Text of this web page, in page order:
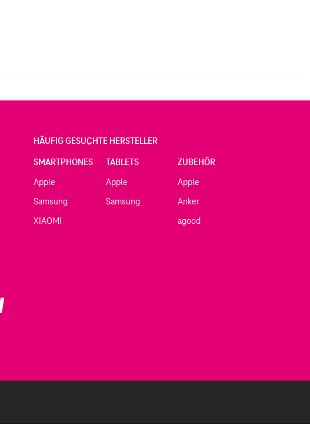
HÄUFIG GESUCHTE HERSTELLER
SMARTPHONES
Apple
Samsung
XIAOMI
TABLETS
Apple
Samsung
ZUBEHÖR
Apple
Anker
agood